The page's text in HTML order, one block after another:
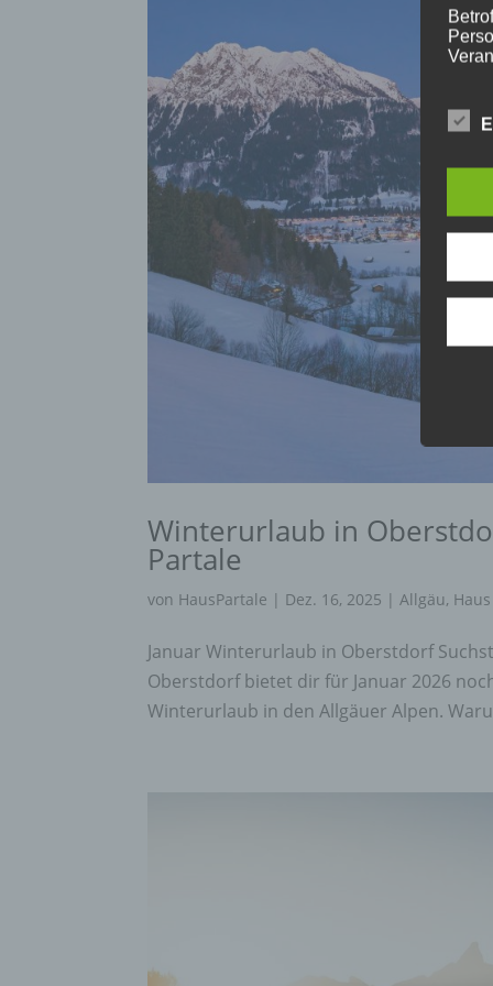
Winterurlaub in
Partale
von HausPartale | Dez. 16, 2025 |Allgäu,
Januar Winterurlaub in Oberstdorf
Oberstdorf bietet dir für Januar 2026
Winterurlaub in den Allgäuer Alpen.
c)
mit
d)